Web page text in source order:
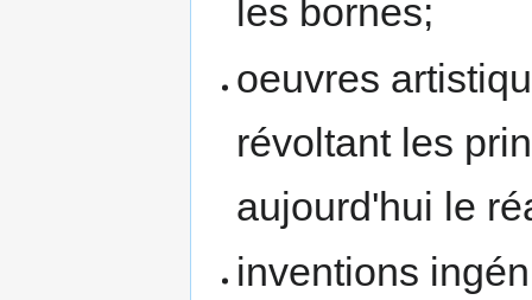
les bornes;
oeuvres
révoltant les
aujourd'hui le
inventions